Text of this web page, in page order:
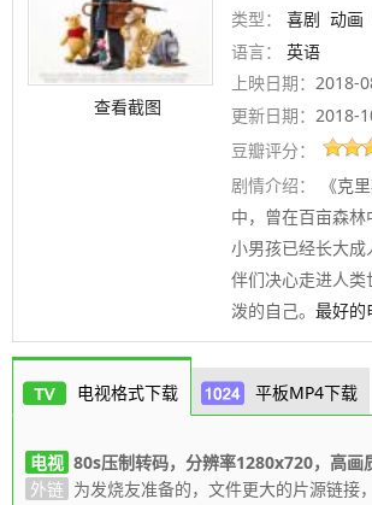
查看截图
类型：
喜剧 动画
语言：
英语
上映日期： 2018-
更新日期： 2018-
豆瓣评分：
剧情介绍：
《克
中，曾在百亩森
小男孩已经长大
伴们决心走进人类
泼的自己。 最好的
电视格式下载 平板MP4下载
电视 80s压制转码，分辨率1280x720，高画
外链 为发烧友准备的，文件更大的片源链接